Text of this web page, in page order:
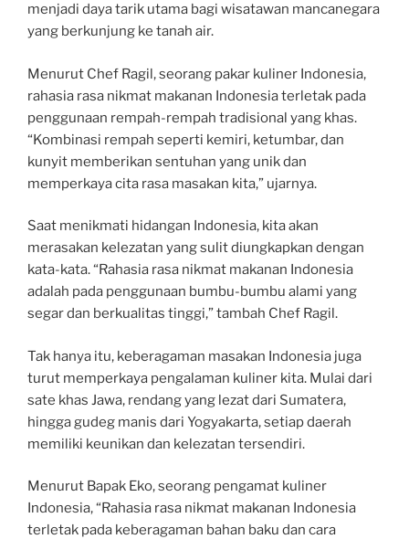
menjadi daya tarik utama bagi wisatawan mancanegara
yang berkunjung ke tanah air.
Menurut Chef Ragil, seorang pakar kuliner Indonesia,
rahasia rasa nikmat makanan Indonesia terletak pada
penggunaan rempah-rempah tradisional yang khas.
“Kombinasi rempah seperti kemiri, ketumbar, dan
kunyit memberikan sentuhan yang unik dan
memperkaya cita rasa masakan kita,” ujarnya.
Saat menikmati hidangan Indonesia, kita akan
merasakan kelezatan yang sulit diungkapkan dengan
kata-kata. “Rahasia rasa nikmat makanan Indonesia
adalah pada penggunaan bumbu-bumbu alami yang
segar dan berkualitas tinggi,” tambah Chef Ragil.
Tak hanya itu, keberagaman masakan Indonesia juga
turut memperkaya pengalaman kuliner kita. Mulai dari
sate khas Jawa, rendang yang lezat dari Sumatera,
hingga gudeg manis dari Yogyakarta, setiap daerah
memiliki keunikan dan kelezatan tersendiri.
Menurut Bapak Eko, seorang pengamat kuliner
Indonesia, “Rahasia rasa nikmat makanan Indonesia
terletak pada keberagaman bahan baku dan cara